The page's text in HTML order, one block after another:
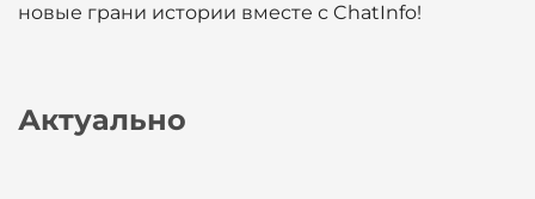
новые грани истории вместе с ChatInfo!
Актуально